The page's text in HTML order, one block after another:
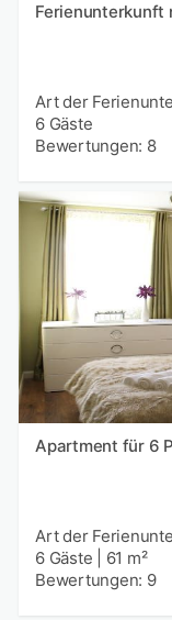
Ferienunterkunft
Art der
6 Gäste
Bewertungen: 8
Apartment für 6
Art der
6 Gäste
61 m²
Bewertungen: 9